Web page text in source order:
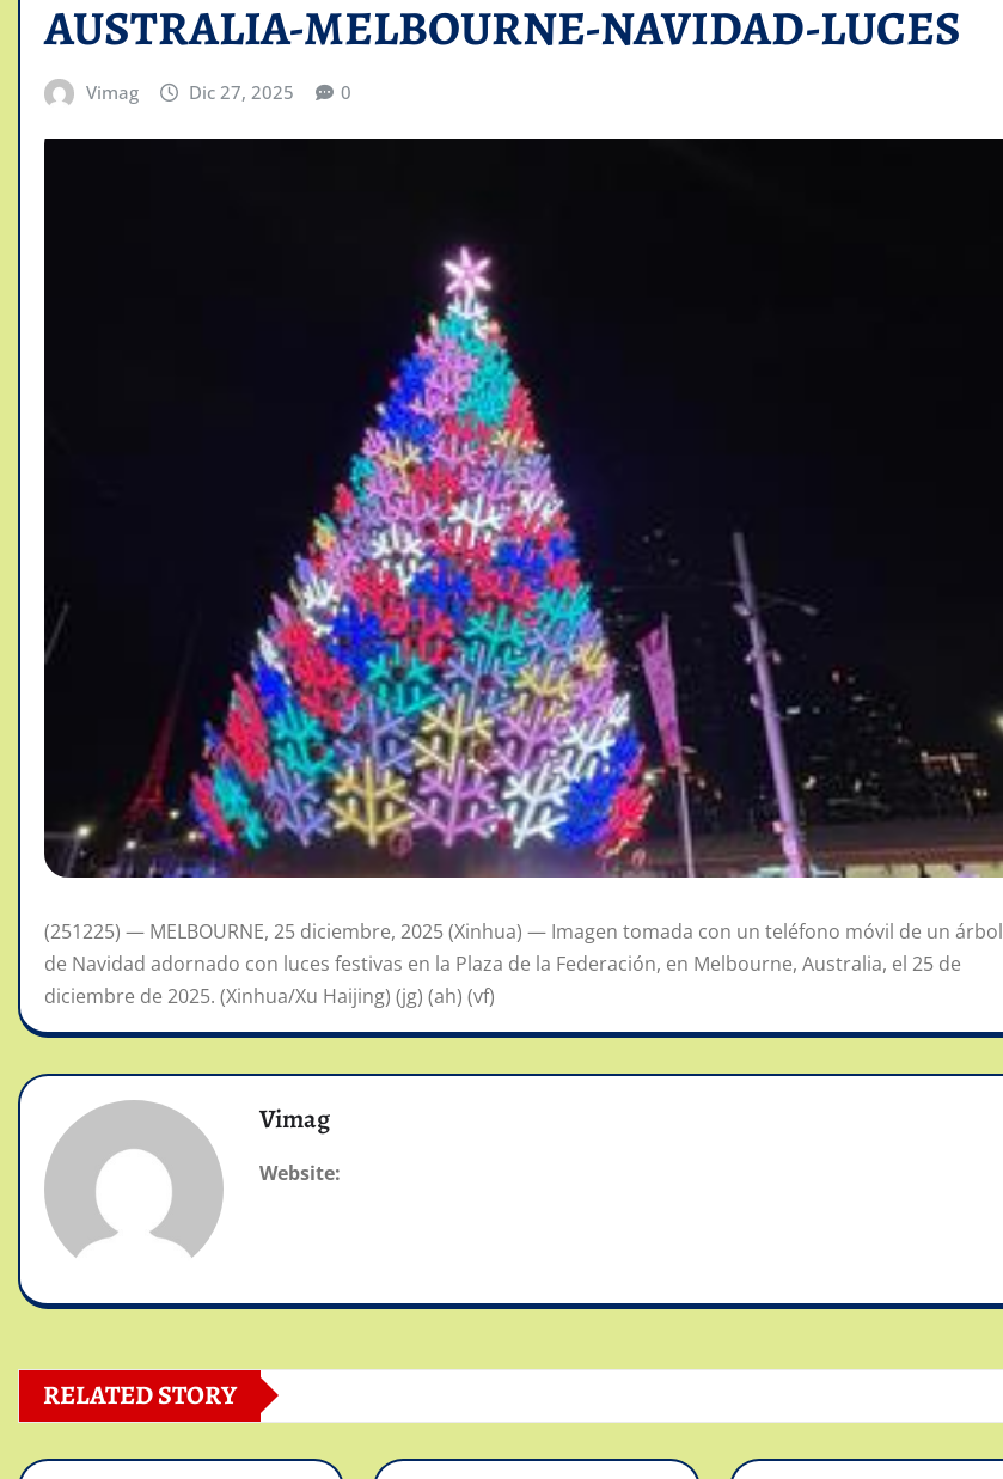
AUSTRALIA-MELBOURNE-NAVIDAD-LUCES
Vimag Dic 27, 2025 0
(251225) — MELBOURNE, 25 diciembre, 2025 (Xinhua) — Imagen tomada con un teléfono móvil de un árbol
de Navidad adornado con luces festivas en la Plaza de la Federación, en Melbourne, Australia, el 25 de
diciembre de 2025. (Xinhua/Xu Haijing) (jg) (ah) (vf)
Vimag
Website:
RELATED STORY